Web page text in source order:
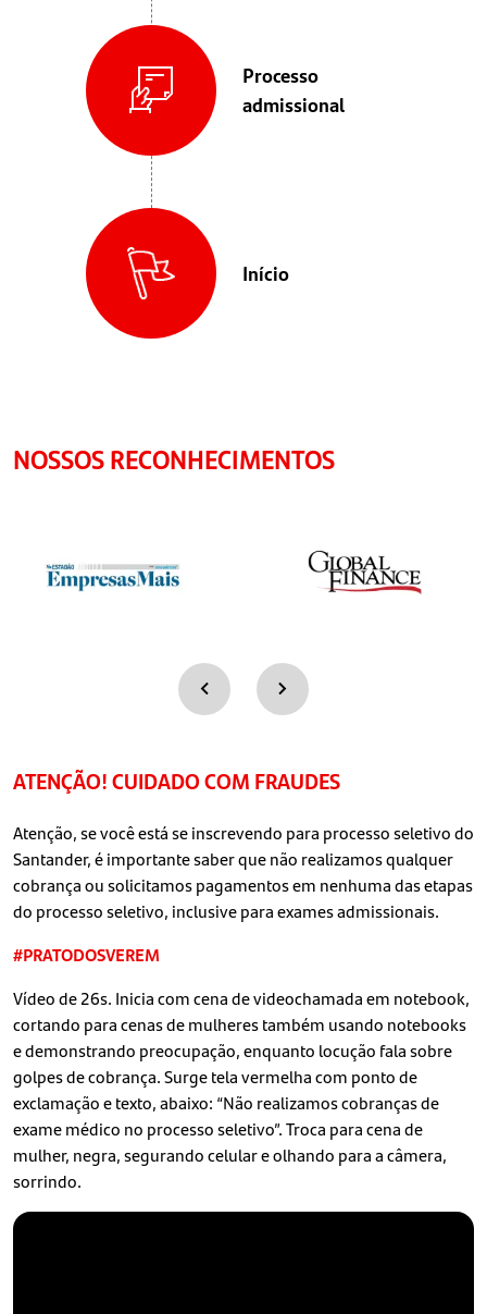
Processo
admissional
Início
NOSSOS RECONHECIMENTOS
ATENÇÃO! CUIDADO COM FRAUDES
Atenção, se você está se inscrevendo para processo seletivo do
Santander, é importante saber que não realizamos qualquer
cobrança ou solicitamos pagamentos em nenhuma das etapas
do processo seletivo, inclusive para exames admissionais.
#PRATODOSVEREM
Vídeo de 26s. Inicia com cena de videochamada em notebook,
cortando para cenas de mulheres também usando notebooks
e demonstrando preocupação, enquanto locução fala sobre
golpes de cobrança. Surge tela vermelha com ponto de
exclamação e texto, abaixo: “Não realizamos cobranças de
exame médico no processo seletivo”. Troca para cena de
mulher, negra, segurando celular e olhando para a câmera,
sorrindo.